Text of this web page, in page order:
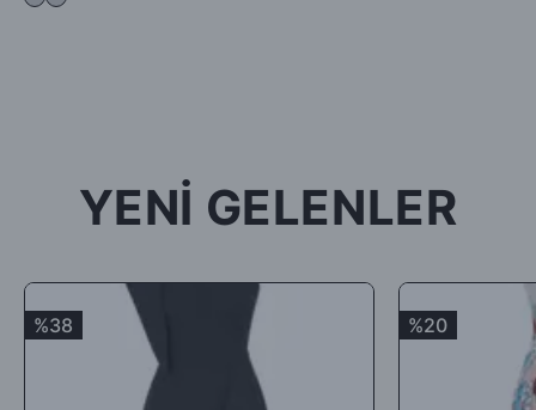
kullanılmış, satılabilirlik özelliğini kaybetmiş, Faturası (varsa)
uygunluğunun kontrolünden sonra, 7 ile 10 iş günü arasında
ürün bedelinizden iade kargo ücretinizin kesintisi yapılarak geri
Satın aldığınız ürünler için Hediye Çeki, Değişim ya da ücret
iadesi talep edebilirsiniz.
YENİ GELENLER
%38 %20